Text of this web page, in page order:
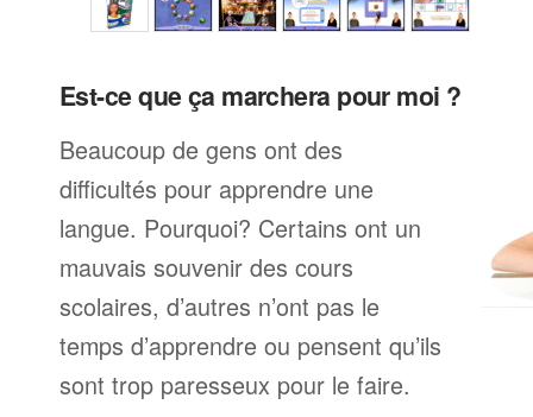
Est-ce que ça marchera pour moi ?
Beaucoup de gens ont des
difficultés pour apprendre une
langue. Pourquoi? Certains ont un
mauvais souvenir des cours
scolaires, d’autres n’ont pas le
temps d’apprendre ou pensent qu’ils
sont trop paresseux pour le faire.